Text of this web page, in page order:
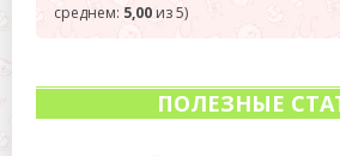
среднем: 5,00из 5)
ПОЛЕЗНЫЕ